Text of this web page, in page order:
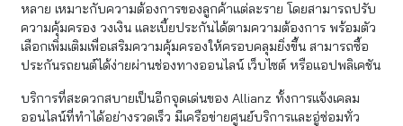
หลาย เหมาะกับความต้องการของลูกค้าแต่ละราย โดยสามารถปรับ
ความคุ้มครอง วงเงิน และเบี้ยประกันได้ตามความต้องการ พร้อมตัว
เลือกเพิ่มเติมเพื่อเสริมความคุ้มครองให้ครอบคลุมยิ่งขึ้น สามารถซื้อ
ประกันรถยนต์ได้ง่ายผ่านช่องทางออนไลน์ เว็บไซต์ หรือแอปพลิเคชัน
บริการที่สะดวกสบายเป็นอีกจุดเด่นของ Allianz ทั้งการแจ้งเคลม
ออนไลน์ที่ทำได้อย่างรวดเร็ว มีเครือข่ายศูนย์บริการและอู่ซ่อมทั่ว